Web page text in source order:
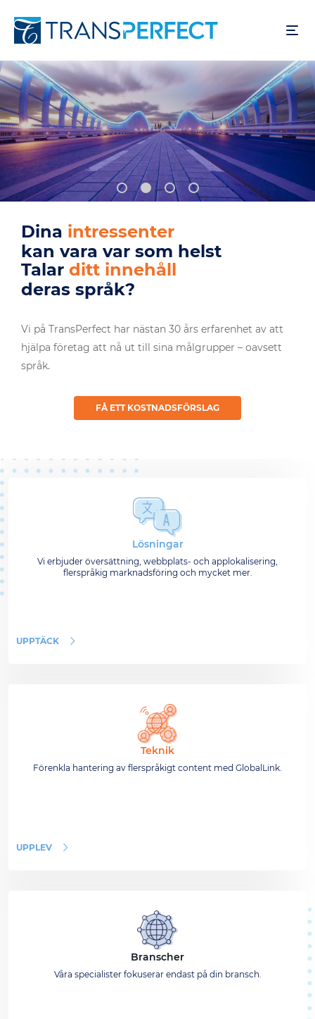
till
Dina användare
kan vara var som helst
Talar din produkt
deras språk?
Vi på TransPerfect har nästan 30 års erfarenhet av att
hjälpa företag att nå ut till sina målgrupper – oavsett
språk.
FÅ ETT KOSTNADSFÖRSLAG
Lösningar
Vi erbjuder översättning, webbplats- och applokalisering,
flerspråkig marknadsföring och mycket mer.
UPPTÄCK
Teknik
Förenkla hantering av flerspråkigt content med GlobalLink.
UPPLEV
Branscher
Våra specialister fokuserar endast på din bransch.